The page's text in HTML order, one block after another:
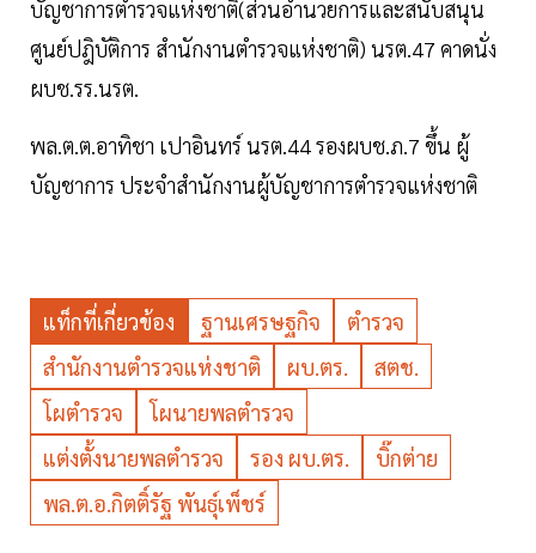
บัญชาการตำรวจแห่งชาติ(ส่วนอำนวยการและสนับสนุน
ศูนย์ปฎิบัติการ สำนักงานตำรวจแห่งชาติ) นรต.47 คาดนั่ง
ผบช.รร.นรต.
พล.ต.ต.อาทิชา เปาอินทร์ นรต.44 รองผบช.ภ.7 ขึ้น ผู้
บัญชาการ ประจำสำนักงานผู้บัญชาการตำรวจแห่งชาติ
แท็กที่เกี่ยวข้อง ฐานเศรษฐกิจ
ตำรวจ
สำนักงานตำรวจแห่งชาติ
ผบ.ตร.
สตช.
โผตำรวจ
โผนายพลตำรวจ
แต่งตั้งนายพลตำรวจ
รอง ผบ.ตร.
บิ๊กต่าย
พล.ต.อ.กิตติ์รัฐ พันธุ์เพ็ชร์